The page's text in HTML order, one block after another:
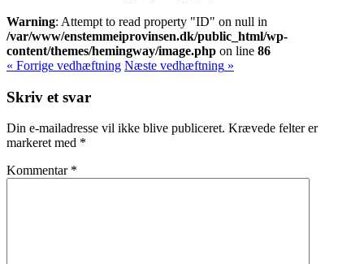
Warning: Attempt to read property "ID" on null in
/var/www/enstemmeiprovinsen.dk/public_html/wp-
content/themes/hemingway/image.php on line 86
« Forrige vedhæftning Næste vedhæftning »
Skriv et svar
Din e-mailadresse vil ikke blive publiceret. Krævede felter er
markeret med *
Kommentar *